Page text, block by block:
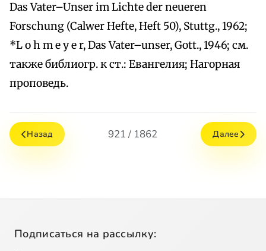
Das Vater–Unser im Lichte der neueren
Forschung (Calwer Hefte, Heft 50), Stuttg., 1962;
*L o h m e y e r, Das Vater–unser, Gott., 1946; см.
также библиогр. к ст.: Евангелия; Нагорная
проповедь.
Назад 921 / 1862 Далее
Подписаться на рассылку: